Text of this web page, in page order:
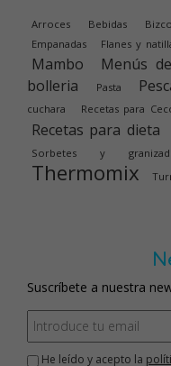
Arroces Bebidas
Empanadas Flanes y
Mambo Menús
bolleria
Pasta
cuchara
Recetas para
Recetas para dieta
Sorbetes y
Thermomix
Suscríbete a nuestra
He leído y acepto la